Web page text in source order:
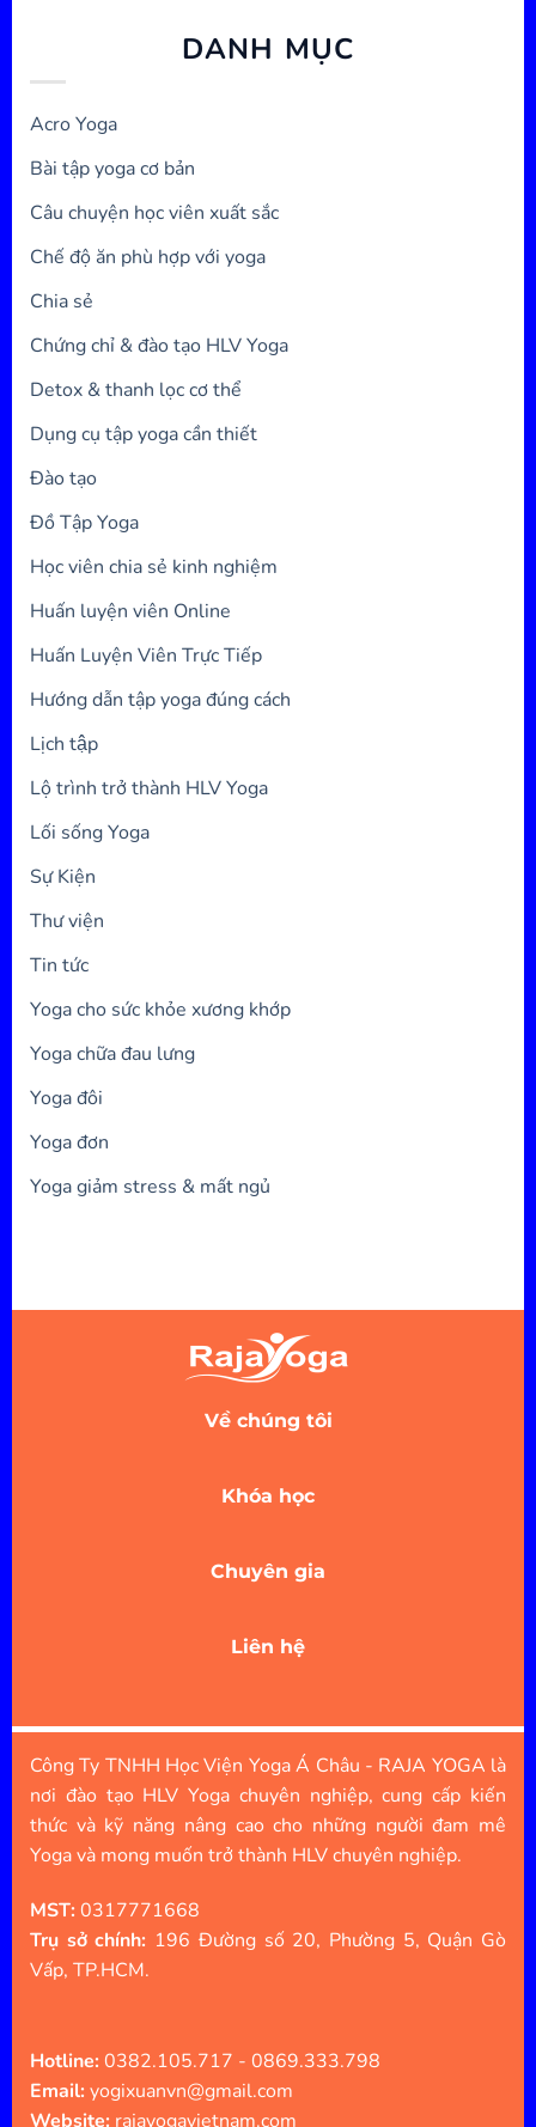
DANH MỤC
Acro Yoga
Bài tập yoga cơ bản
Câu chuyện học viên xuất sắc
Chế độ ăn phù hợp với yoga
Chia sẻ
Chứng chỉ & đào tạo HLV Yoga
Detox & thanh lọc cơ thể
Dụng cụ tập yoga cần thiết
Đào tạo
Đồ Tập Yoga
Học viên chia sẻ kinh nghiệm
Huấn luyện viên Online
Huấn Luyện Viên Trực Tiếp
Hướng dẫn tập yoga đúng cách
Lịch tập
Lộ trình trở thành HLV Yoga
Lối sống Yoga
Sự Kiện
Thư viện
Tin tức
Yoga cho sức khỏe xương khớp
Yoga chữa đau lưng
Yoga đôi
Yoga đơn
Yoga giảm stress & mất ngủ
Về chúng tôi
Khóa học
Chuyên gia
Liên hệ
Công Ty TNHH Học Viện Yoga Á Châu - RAJA YOGA là
nơi đào tạo HLV Yoga chuyên nghiệp, cung cấp kiến
thức và kỹ năng nâng cao cho những người đam mê
Yoga và mong muốn trở thành HLV chuyên nghiệp.
MST:0317771668
Trụ sở chính: 196 Đường số 20, Phường 5, Quận Gò
Vấp, TP.HCM.
Hotline:0382.105.717 - 0869.333.798
Email:yogixuanvn@gmail.com
Website: rajayogavietnam.com